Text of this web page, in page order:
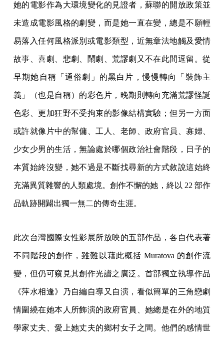
她的電影作為大環境變化的見證者，蘇聯的開放政策並
未造成電影風格的劇變，而是她一直在變，總是不願輕
易落入任何風格派別或電影類型，近無章法地觸及愛情
故事、喜劇、悲劇、鬧劇、荒謬劇又不在此間逗留。從
早期她自稱「通俗劇」的黑白片，慢慢轉向「裝飾主
義」（也是自稱）的彩色片，晚期則轉向充滿荒謬怪誕
色彩、更加狂野不受拘束的影像結構實驗；但另一方面
或許就像片中的幫傭、工人、老師、政府官員、寡婦、
少女少男的生活，無論處於哪個政治社會階段，日子的
本質始終沒變，她不過是不斷找尋新的方式敘說這始終
充滿異質雜響的人類處境。創作不懈的她，終以 22 部作
品軌跡開闢出獨一無二的傳奇生涯。
此次台灣國際女性影展所放映的五部作品，各自代表著
不同階段的創作，雖難以藉此概括 Muratova 的創作流
變，但仍可窺見其創作光譜之廣泛。首部獨立執導作品
《萍水相逢》乃自編自導又自演，看似簡單的三角戀劇
情圍繞在她本人所飾演的政府官員、她總是在外的地質
學家丈夫、愛上她丈夫的鄉村女子之間。他們的感情世